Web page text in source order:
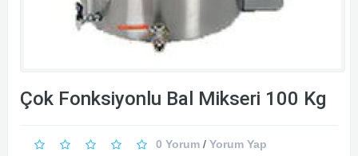
Çok Fonksiyonlu Bal Mikseri 100 Kg
0 Yorum / Yorum Yap